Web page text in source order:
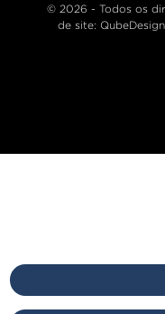
© 2026 - Todos os
de site: